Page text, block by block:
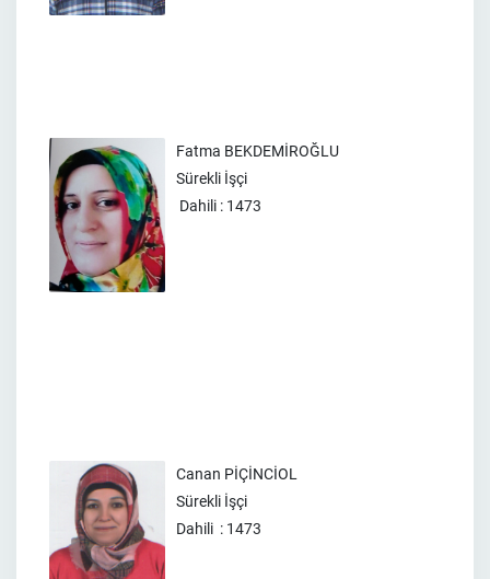
Fatma BEKDEMİROĞLU
Sürekli İşçi
Dahili : 1473
Canan PİÇİNCİOL
Sürekli İşçi
Dahili : 1473